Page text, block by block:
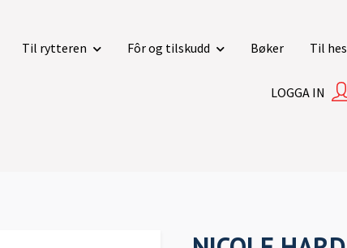
Til rytteren Fôr og tilskudd Bøker Til
LOGGA IN